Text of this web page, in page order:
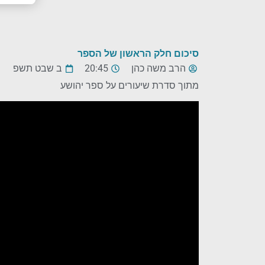
סיכום חלק הראשון של הספר
הרב משה כהן
20:45
ב שבט תשפ
מתוך סדרת שיעורים על ספר יהושע